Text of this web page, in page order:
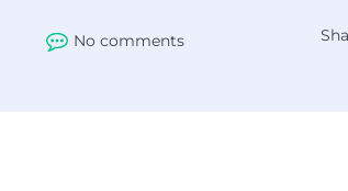
No comments